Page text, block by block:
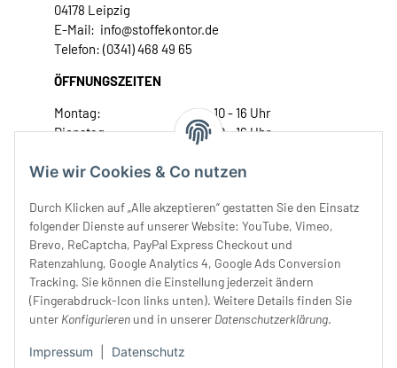
Wie wir Cookies & Co nutzen
Durch Klicken auf „Alle akzeptieren“ gestatten Sie den Einsatz
folgender Dienste auf unserer Website: YouTube, Vimeo,
Brevo, ReCaptcha, PayPal Express Checkout und
Ratenzahlung, Google Analytics 4, Google Ads Conversion
Tracking. Sie können die Einstellung jederzeit ändern
(Fingerabdruck-Icon links unten). Weitere Details finden Sie
unter Konfigurieren und in unserer Datenschutzerklärung.
Impressum Datenschutz
04178 Leipzig
E-Mail: info@stoffekontor.de
Telefon: (0341) 468 49 65
ÖFFNUNGSZEITEN
Montag:
10 - 16 Uhr
Dienstag:
10 - 16 Uhr
Donnerstag:
10 - 18 Uhr
Samstag:
10 - 14 Uhr
Unser Service
Rechtliches